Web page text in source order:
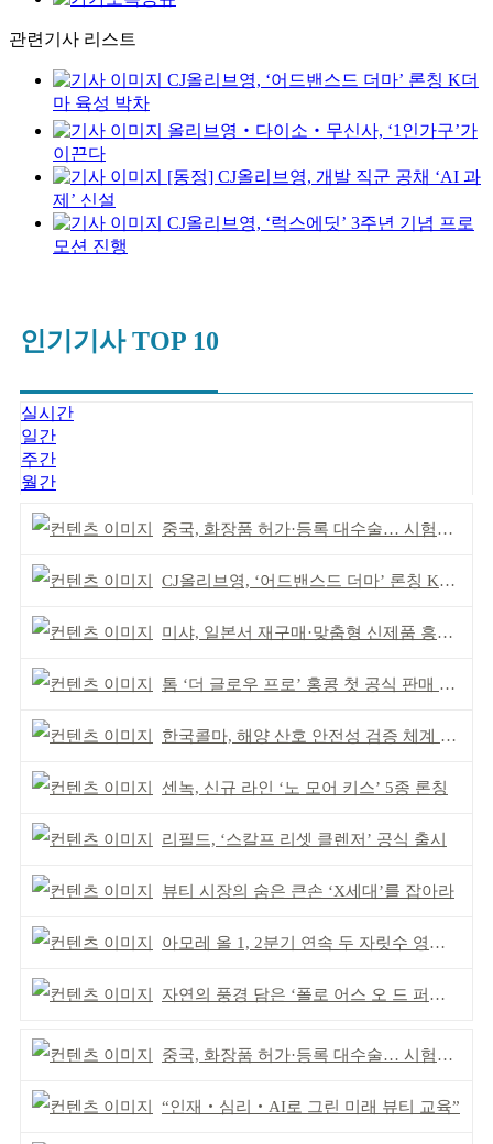
관련기사 리스트
CJ올리브영, ‘어드밴스드 더마’ 론칭 K더
마 육성 박차
올리브영‧다이소‧무신사, ‘1인가구’가
이끈다
[동정] CJ올리브영, 개발 직군 공채 ‘AI 과
제’ 신설
CJ올리브영, ‘럭스에딧’ 3주년 기념 프로
모션 진행
인기기사 TOP 10
실시간
일간
주간
월간
중국, 화장품 허가·등록 대수술… 시험자료 공용 허용
CJ올리브영, ‘어드밴스드 더마’ 론칭 K더마 육성 박차
미샤, 일본서 재구매·맞춤형 신제품 흥행 ‘쌍끌이’
톰 ‘더 글로우 프로’ 홍콩 첫 공식 판매 완판
한국콜마, 해양 산호 안전성 검증 체계 구축
센녹, 신규 라인 ‘노 모어 키스’ 5종 론칭
리필드, ‘스칼프 리셋 클렌저’ 공식 출시
뷰티 시장의 숨은 큰손 ‘X세대’를 잡아라
아모레 올 1, 2분기 연속 두 자릿수 영업이익률 기록
자연의 풍경 담은 ‘폴로 어스 오 드 퍼퓸’ 4종 출시
중국, 화장품 허가·등록 대수술… 시험자료 공용 허용
“인재‧심리‧AI로 그린 미래 뷰티 교육”